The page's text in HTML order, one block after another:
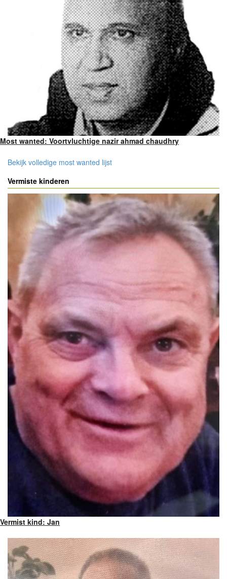
Most wanted: Voortvluchtige nazir ahmad chaudhry
Bekijk volledige most wanted lijst
Vermiste kinderen
Vermist kind: Jan